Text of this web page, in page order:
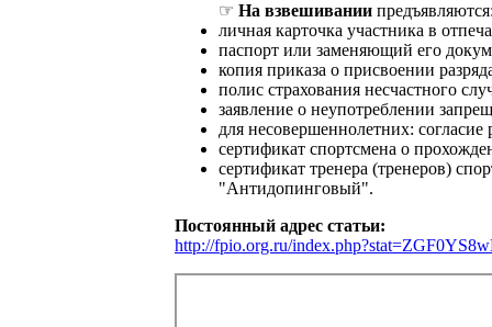
☞ На взвешивании
личная карточка участника в
паспорт или заменяющий его
копия приказа о присвоении
полис страхования несчастного
заявление о неупотреблении
для несовершеннолетних: согласие
сертификат спортсмена о
сертификат тренера (тренеров)
"Антидопинговый".
Постоянный адрес статьи:
http://fpio.org.ru/